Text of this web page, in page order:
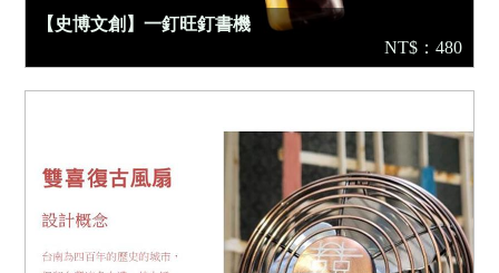
【史博文創】一釘旺釘書機
NT$：480